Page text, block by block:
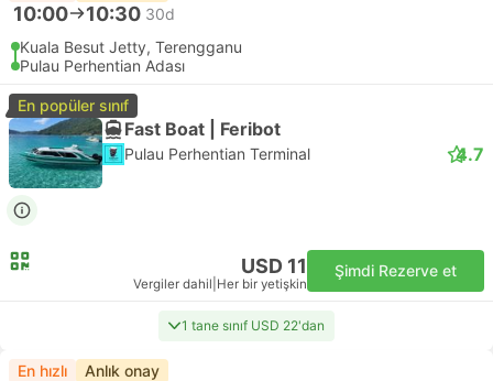
10:00 10:30 30d
Kuala Besut Jetty, Terengganu
Pulau Perhentian Adası
En popüler sınıf
Fast Boat | Feribot
Pulau Perhentian Terminal 4.7
USD 11
Vergiler dahil Her bir yetişkin
Şimdi Rezerve et
1 tane sınıf USD 22'dan
En hızlı Anlık onay